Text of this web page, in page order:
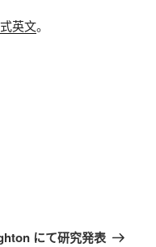
英文。
にて研究発表